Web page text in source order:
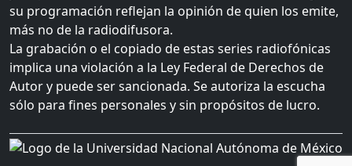
su programación reflejan la opinión de quien los emite,
más no de la radiodifusora.
La grabación o el copiado de estas series radiofónicas
implica una violación a la Ley Federal de Derechos de
Autor y puede ser sancionada. Se autoriza la escucha
sólo para fines personales y sin propósitos de lucro.